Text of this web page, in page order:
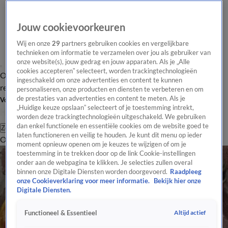
Overzicht Laatste nieuws Regionieuws Het beste van Hart
Tip de
redactie
Volg Hart van Nederland
Zoeken
OverzichtRegioUitzendingenWeerTip de redactiePanelVideo's
Jouw cookievoorkeuren
Wij en onze29 partners gebruiken cookies en vergelijkbare
technieken om informatie te verzamelen over jou als gebruiker van
onze website(s), jouw gedrag en jouw apparaten. Als je „Alle
cookies accepteren” selecteert, worden trackingtechnologieën
ingeschakeld om onze advertenties en content te kunnen
personaliseren, onze producten en diensten te verbeteren en om
de prestaties van advertenties en content te meten. Als je
„Huidige keuze opslaan” selecteert of je toestemming intrekt,
worden deze trackingtechnologieën uitgeschakeld. We gebruiken
dan enkel functionele en essentiële cookies om de website goed te
laten functioneren en veilig te houden. Je kunt dit menu op ieder
moment opnieuw openen om je keuzes te wijzigen of om je
toestemming in te trekken door op de link Cookie-instellingen
onder aan de webpagina te klikken. Je selecties zullen overal
binnen onze Digitale Diensten worden doorgevoerd. Raadpleeg
onze Cookieverklaring voor meer informatie.
Bekijk hier onze
Digitale Diensten.
Functioneel & Essentieel Altijd actief